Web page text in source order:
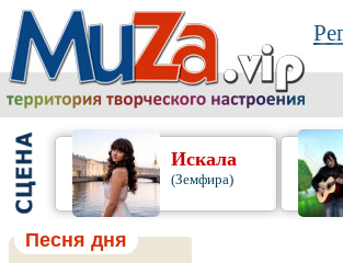
Искала
(Земфира)
Песня дня